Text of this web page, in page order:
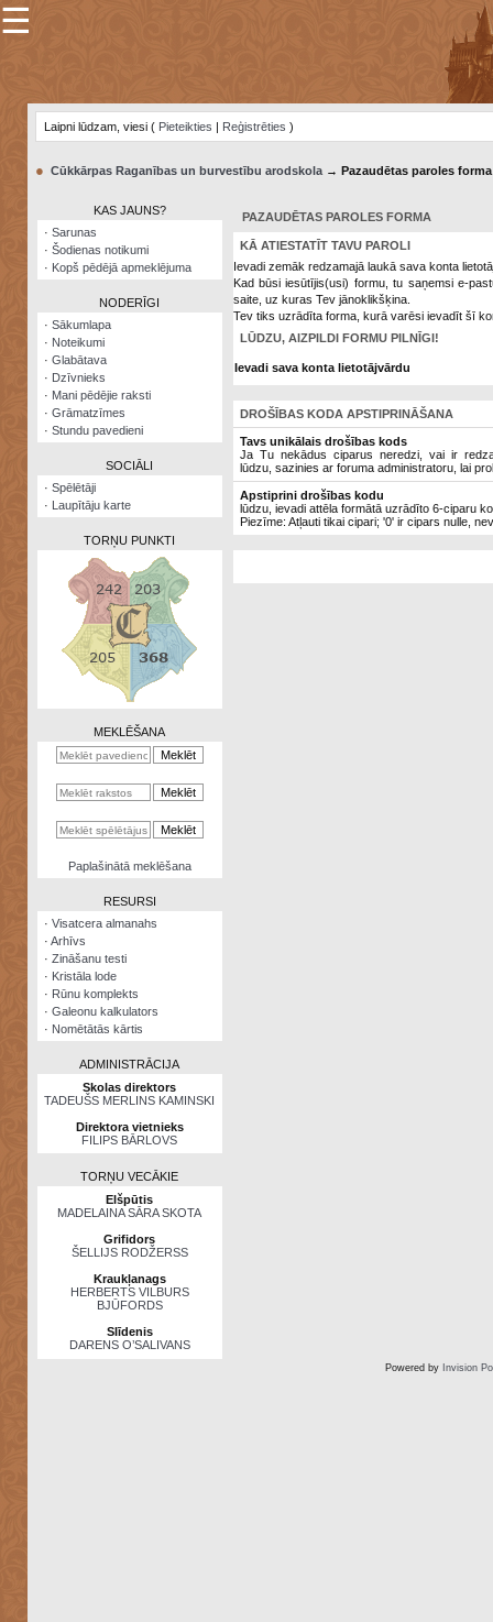
×
Šodienas
notikumi
Visatcera
almanahs
Arhīvs
Zināšanu
kalkulators
Nomētātās
☰
Laipni lūdzam, viesi ( Pieteikties | Reģistrēties )
● Cūkkārpas Raganības un burvestību arodskola→ Pazaudētas paroles forma
KAS JAUNS?
· Sarunas
· Šodienas notikumi
· Kopš pēdējā apmeklējuma
NODERĪGI
· Sākumlapa
· Noteikumi
· Glabātava
· Dzīvnieks
· Mani pēdējie raksti
· Grāmatzīmes
· Stundu pavedieni
SOCIĀLI
· Spēlētāji
· Laupītāju karte
TORŅU PUNKTI
MEKLĒŠANA
Paplašinātā meklēšana
RESURSI
· Visatcera almanahs
· Arhīvs
· Zināšanu testi
· Kristāla lode
· Rūnu komplekts
· Galeonu kalkulators
· Nomētātās kārtis
ADMINISTRĀCIJA
Skolas direktors
TADEUŠS MERLINS KAMINSKI
Direktora vietnieks
FILIPS BĀRLOVS
TORŅU VECĀKIE
Elšpūtis
MADELAINA SĀRA SKOTA
Grifidors
ŠELLIJS RODŽERSS
Kraukļanags
HERBERTS VILBURS
BJŪFORDS
Slīdenis
DARENS O’SALIVANS
PAZAUDĒTAS PAROLES FORMA
KĀ ATIESTATĪT TAVU PAROLI
Ievadi zemāk redzamajā laukā sava konta
Kad būsi iesūtījis(usi) formu, tu saņemsi e-
saite, uz kuras Tev jānoklikšķina.
Tev tiks uzrādīta forma, kurā varēsi ievadīt šī
LŪDZU, AIZPILDI FORMU PILNĪGI!
Ievadi sava konta lietotājvārdu
DROŠĪBAS KODA APSTIPRINĀŠANA
Tavs unikālais drošības kods
Ja Tu nekādus ciparus neredzi, vai ir
lūdzu, sazinies ar foruma administratoru, lai
Apstiprini drošības kodu
lūdzu, ievadi attēla formātā uzrādīto 6-ciparu
Piezīme: Atļauti tikai cipari; '0' ir cipars nulle,
Powered by Invision